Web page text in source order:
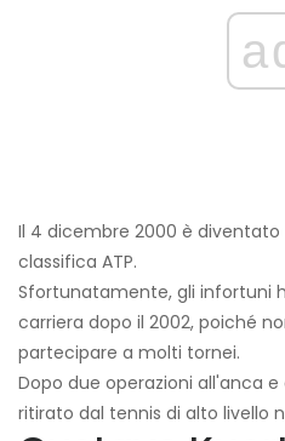
Il 4 dicembre 2000 è diventato
classifica ATP.
Sfortunatamente, gli infortuni
carriera dopo il 2002, poiché
partecipare a molti tornei.
Dopo due operazioni all'anca
ritirato dal tennis di alto livello